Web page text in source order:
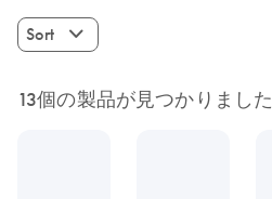
Sort
13個の製品が見つかりました